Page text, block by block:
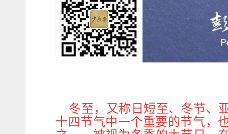
冬至，又称日短至、冬节、
十四节气中一个重要的节气，